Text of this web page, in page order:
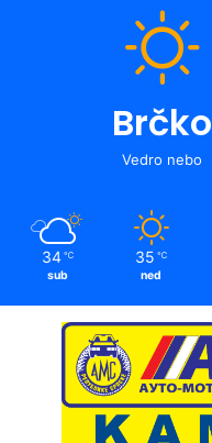
Brčko
Vedro nebo
34 ℃
sub
35 ℃
ned